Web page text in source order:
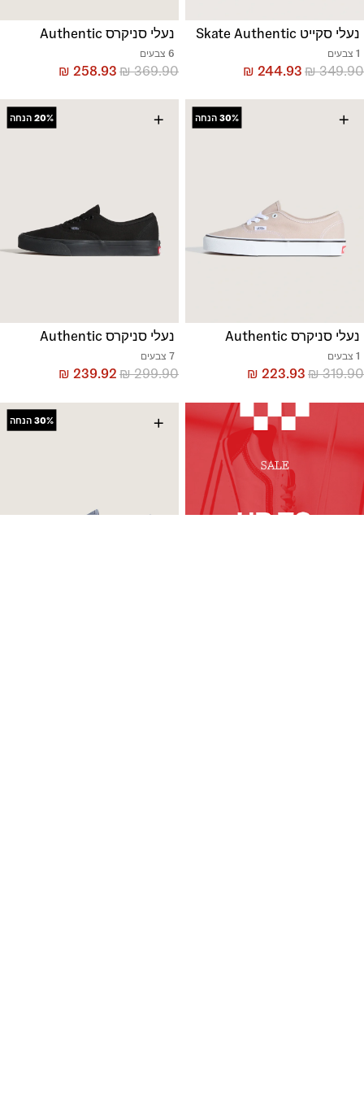
נעלי סקייט Skate Authentic
1 צבעים
₪349.90
₪ 244.93
נעלי סניקרס Authentic
6 צבעים
₪369.90
₪ 258.93
+
30% הנחה
נעלי סניקרס Authentic
1 צבעים
₪319.90
₪ 223.93
+
20% הנחה
נעלי סניקרס Authentic
7 צבעים
₪299.90
₪ 239.92
+
30% הנחה